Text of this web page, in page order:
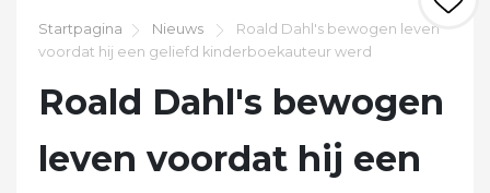
Startpagina Nieuws
Roald Dahl's bewogen leven
voordat hij een geliefd kinderboekauteur werd
Roald Dahl's bewogen
leven voordat hij een